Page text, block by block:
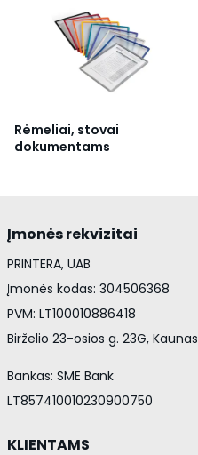
Rėmeliai, stovai
dokumentams
Įmonės rekvizitai
PRINTERA, UAB
Įmonės kodas: 304506368
PVM: LT100010886418
Birželio 23-osios g. 23G, Kaunas
Bankas: SME Bank
LT857410010230900750
KLIENTAMS